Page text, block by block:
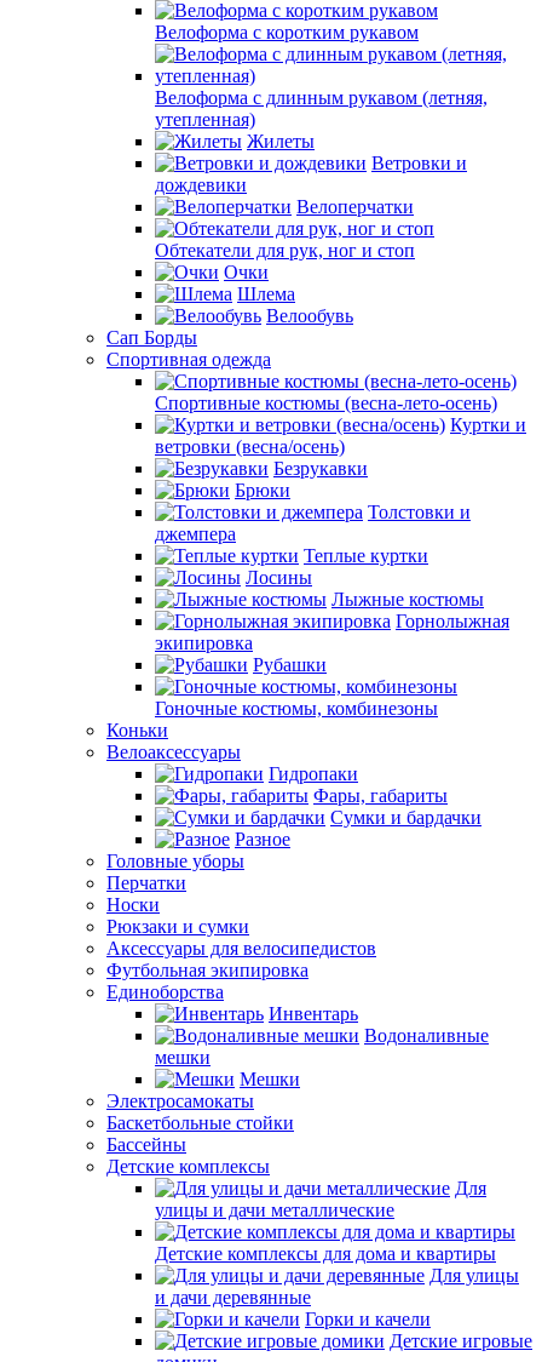
Велоформа с коротким рукавом
Велоформа с длинным рукавом (летняя,
утепленная)
Жилеты
Ветровки и
дождевики
Велоперчатки
Обтекатели для рук, ног и стоп
Очки
Шлема
Велообувь
Сап Борды
Спортивная одежда
Спортивные костюмы (весна-лето-осень)
Куртки и
ветровки (весна/осень)
Безрукавки
Брюки
Толстовки и
джемпера
Теплые куртки
Лосины
Лыжные костюмы
Горнолыжная
экипировка
Рубашки
Гоночные костюмы, комбинезоны
Коньки
Велоаксессуары
Гидропаки
Фары, габариты
Сумки и бардачки
Разное
Головные уборы
Перчатки
Носки
Рюкзаки и сумки
Аксессуары для велосипедистов
Футбольная экипировка
Единоборства
Инвентарь
Водоналивные
мешки
Мешки
Электросамокаты
Баскетбольные стойки
Бассейны
Детские комплексы
Для
улицы и дачи металлические
Детские комплексы для дома и квартиры
Для улицы
и дачи деревянные
Горки и качели
Детские игровые